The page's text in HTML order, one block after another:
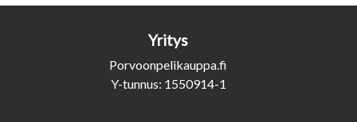
Yritys
Porvoonpelikauppa.fi
Y-tunnus: 1550914-1